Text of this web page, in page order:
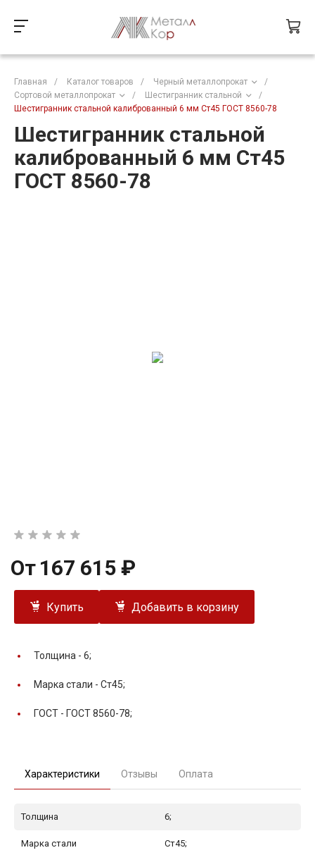
Главная / Каталог товаров / Черный металлопрокат
/
Сортовой металлопрокат
/ Шестигранник стальной
/
Шестигранник стальной калиброванный 6 мм Ст45 ГОСТ 8560-78
Шестигранник стальной
калиброванный 6 мм Ст45
ГОСТ 8560-78
От 167 615 ₽
Купить Добавить в корзину
Толщина - 6;
Марка стали - Ст45;
ГОСТ - ГОСТ 8560-78;
Характеристики Отзывы Оплата
Толщина 6;
Марка стали Ст45;